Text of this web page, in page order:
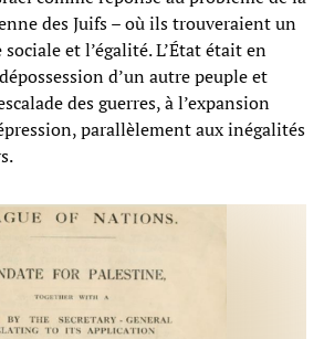
des Juifs – où ils trouveraient un
et l’égalité. L’État était en
d’un autre peuple et
des guerres, à l’expansion
parallèlement aux inégalités